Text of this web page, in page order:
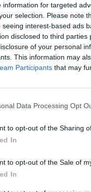
information for targeted
selection. Please note
seeing interest-based ads
disclosed to third
of your personal
This information may
Participants that may
Data Processing Opt
to opt-out of the Sharing
In
to opt-out of the Sale of
In
και τον Πολιτισμό!